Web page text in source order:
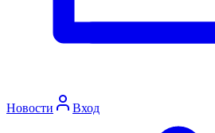
Новости Вход